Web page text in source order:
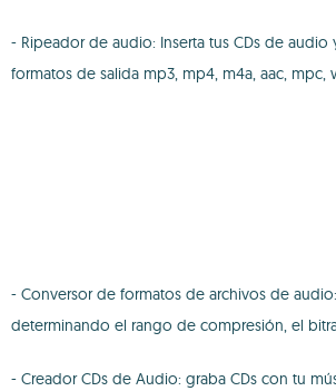
- Ripeador de audio: Inserta tus CDs de
formatos de salida mp3, mp4, m4a, aac, mpc,
- Conversor de formatos de archivos de
determinando el rango de compresión, el
- Creador CDs de Audio: graba CDs con tu